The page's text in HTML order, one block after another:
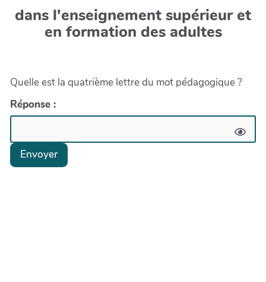
dans l'enseignement supérieur et
en formation des adultes
Quelle est la quatrième lettre du mot pédagogique ?
Réponse :
Envoyer